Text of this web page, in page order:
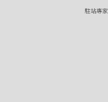
駐站專家